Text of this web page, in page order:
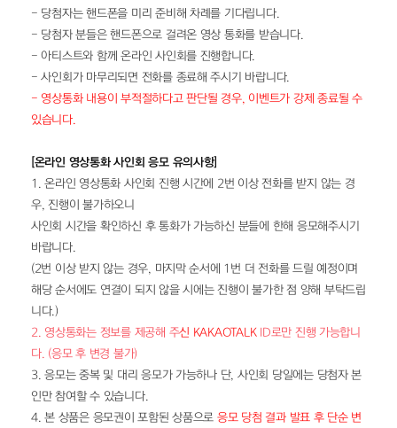
- 당첨자는 핸드폰을 미리 준비해 차례를 기다립니다.
- 당첨자 분들은 핸드폰으로 걸려온 영상 통화를 받습니다.
- 아티스트와 함께 온라인 사인회를 진행합니다.
- 사인회가 마무리되면 전화를 종료해 주시기 바랍니다.
- 영상통화 내용이 부적절하다고 판단될 경우, 이벤트가 강제 종료될 수
있습니다.
[온라인 영상통화 사인회 응모 유의사항]
1. 온라인 영상통화 사인회 진행 시간에 2번 이상 전화를 받지 않는 경
우, 진행이 불가하오니
사인회 시간을 확인하신 후 통화가 가능하신 분들에 한해 응모해주시기
바랍니다.
(2번 이상 받지 않는 경우, 마지막 순서에 1번 더 전화를 드릴 예정이며
해당 순서에도 연결이 되지 않을 시에는 진행이 불가한 점 양해 부탁드립
니다.)
2. 영상통화는 정보를 제공해 주신 KAKAOTALK ID로만 진행 가능합니
다. (응모 후 변경 불가)
3. 응모는 중복 및 대리 응모가 가능하나 단, 사인회 당일에는 당첨자 본
인만 참여할 수 있습니다.
4. 본 상품은 응모권이 포함된 상품으로 응모 당첨 결과 발표 후 단순 변